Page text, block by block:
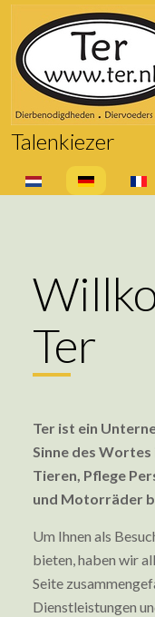
Talenkiezer
Sprache auswählen
Ter
Ter ist ein
Sinne des
Tieren, Pflege
und Motorräder
Um Ihnen als
bieten, haben wir
Seite
Dienstleistungen